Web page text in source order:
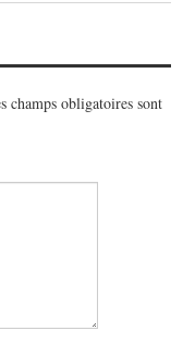
champs obligatoires sont